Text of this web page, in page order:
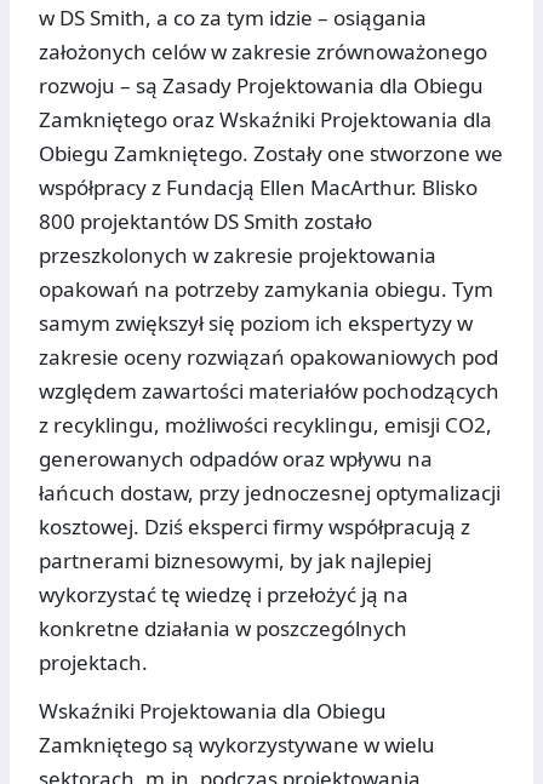
w DS Smith, a co za tym idzie – osiągania
założonych celów w zakresie zrównoważonego
rozwoju – są Zasady Projektowania dla Obiegu
Zamkniętego oraz Wskaźniki Projektowania dla
Obiegu Zamkniętego. Zostały one stworzone we
współpracy z Fundacją Ellen MacArthur. Blisko
800 projektantów DS Smith zostało
przeszkolonych w zakresie projektowania
opakowań na potrzeby zamykania obiegu. Tym
samym zwiększył się poziom ich ekspertyzy w
zakresie oceny rozwiązań opakowaniowych pod
względem zawartości materiałów pochodzących
z recyklingu, możliwości recyklingu, emisji CO2,
generowanych odpadów oraz wpływu na
łańcuch dostaw, przy jednoczesnej optymalizacji
kosztowej. Dziś eksperci firmy współpracują z
partnerami biznesowymi, by jak najlepiej
wykorzystać tę wiedzę i przełożyć ją na
konkretne działania w poszczególnych
projektach.
Wskaźniki Projektowania dla Obiegu
Zamkniętego są wykorzystywane w wielu